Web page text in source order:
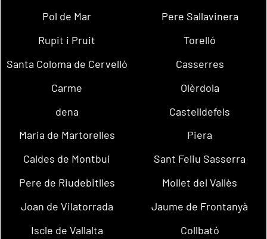
Pol de Mar
Pere Sallavinera
Rupit i Pruit
Torelló
Santa Coloma de Cervelló
Casserres
Carme
Olèrdola
dena
Castelldefels
Maria de Martorelles
Piera
Caldes de Montbui
Sant Feliu Sasserra
Pere de Riudebitlles
Mollet del Vallès
Joan de Vilatorrada
Jaume de Frontanyà
Iscle de Vallalta
Collbató